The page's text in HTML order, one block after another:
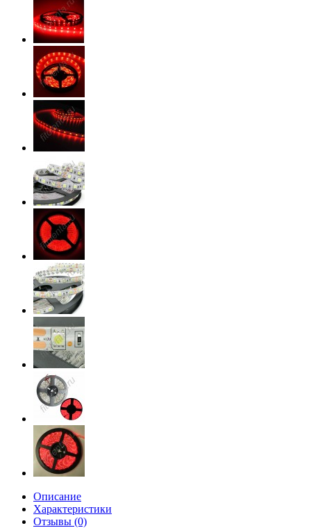
Описание
Характеристики
Отзывы (0)